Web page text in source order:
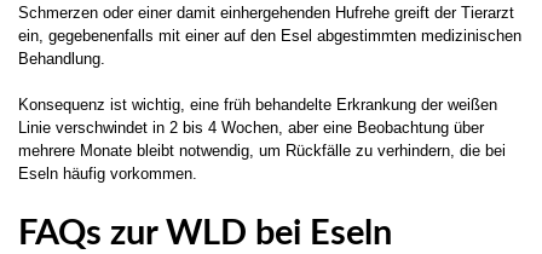
Schmerzen oder einer damit einhergehenden Hufrehe greift der Tierarzt
ein, gegebenenfalls mit einer auf den Esel abgestimmten medizinischen
Behandlung.
Konsequenz ist wichtig, eine früh behandelte Erkrankung der weißen
Linie verschwindet in 2 bis 4 Wochen, aber eine Beobachtung über
mehrere Monate bleibt notwendig, um Rückfälle zu verhindern, die bei
Eseln häufig vorkommen.
FAQs zur WLD bei Eseln